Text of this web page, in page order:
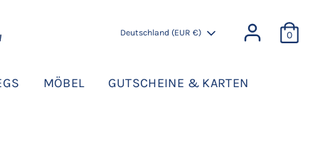
WÄHRUNG
Deutschland (EUR €) 0
MÖBEL GUTSCHEINE & KARTEN